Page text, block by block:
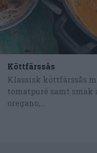
Köttfärssås
Klassisk köttfärssås
tomatpuré samt
oregano,...